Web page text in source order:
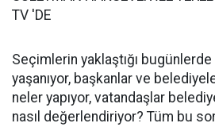
TV 'DE
Seçimlerin yaklaştığı
yaşanıyor, başkanlar ve
neler yapıyor, vatandaşlar
nasıl değerlendiriyor? Tüm bu